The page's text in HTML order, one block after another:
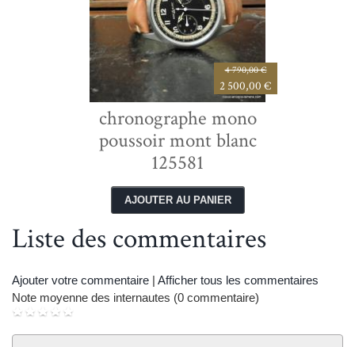
4 790,00 €
2 500,00 €
chronographe mono
poussoir mont blanc
125581
Liste des commentaires
Ajouter votre commentaire | Afficher tous les commentaires
Note moyenne des internautes (0 commentaire)